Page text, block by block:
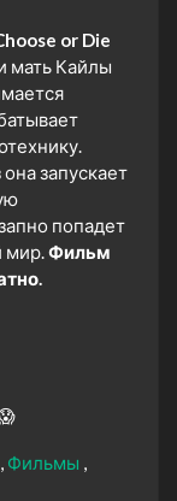
or Die
мать Кайлы
запускает
попадет
мир.Фильм
Фильмы